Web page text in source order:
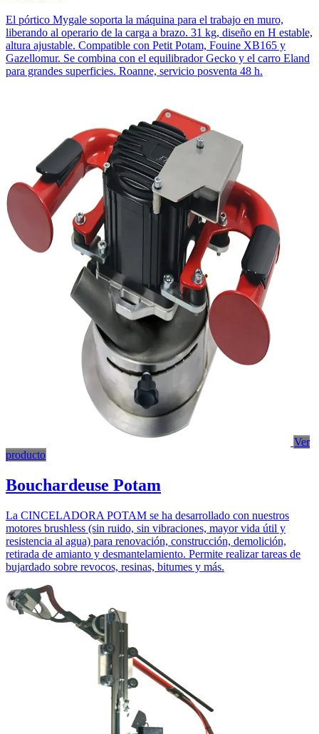
El pórtico Mygale soporta la máquina para el trabajo en muro,
liberando al operario de la carga a brazo. 31 kg, diseño en H estable,
altura ajustable. Compatible con Petit Potam, Fouine XB165 y
Gazellomur. Se combina con el equilibrador Gecko y el carro Eland
para grandes superficies. Roanne, servicio posventa 48 h.
Ver
producto
Bouchardeuse Potam
La CINCELADORA POTAM se ha desarrollado con nuestros
motores brushless (sin ruido, sin vibraciones, mayor vida útil y
resistencia al agua) para renovación, construcción, demolición,
retirada de amianto y desmantelamiento. Permite realizar tareas de
bujardado sobre revocos, resinas, bitumes y más.